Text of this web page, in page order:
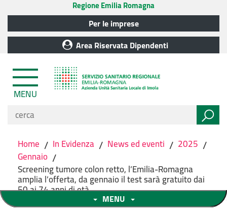
Regione Emilia Romagna
Per le imprese
Area Riservata Dipendenti
MENU
Home / In Evidenza / News ed eventi / 2025 /
Gennaio /
Screening tumore colon retto, l’Emilia-Romagna
amplia l’offerta, da gennaio il test sarà gratuito dai
50 ai 74 anni di età
MENU